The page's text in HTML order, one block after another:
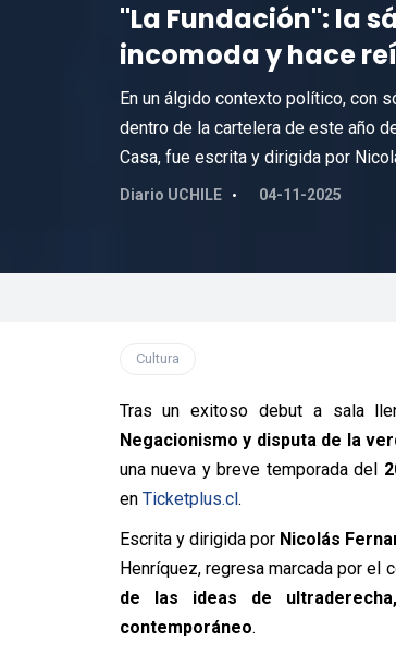
"La Fundación": la
incomoda y hace
En un álgido contexto político, con
dentro de la cartelera de este año
Casa, fue escrita y dirigida por
Diario UCHILE 04-11-2025
Cultura
Tras un exitoso debut a sala
Negacionismo y disputa de la
una nueva y breve temporada del
enTicketplus.cl.
Escrita y dirigida porNicolás
Henríquez, regresa marcada por el
de las ideas de
contemporáneo.